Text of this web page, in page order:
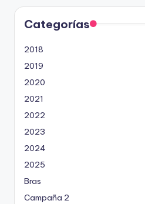
Categorías
2018
2019
2020
2021
2022
2023
2024
2025
Bras
Campaña 2